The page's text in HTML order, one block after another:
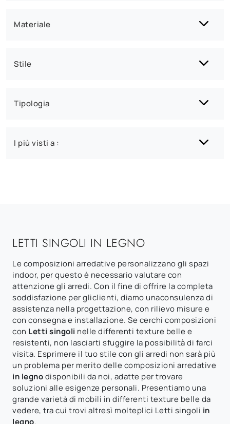
Materiale
Stile
Tipologia
I più visti a :
LETTI SINGOLI IN LEGNO
Le composizioni arredative personalizzano gli spazi
indoor, per questo è necessario valutare con
attenzione gli arredi. Con il fine di offrire la completa
soddisfazione per gliclienti, diamo unaconsulenza di
assistenza nella progettazione, con rilievo misure e
con consegna e installazione. Se cerchi composizioni
con Letti singoli nelle differenti texture belle e
resistenti, non lasciarti sfuggire la possibilità di farci
visita. Esprimere il tuo stile con gli arredi non sarà più
un problema per merito delle composizioni arredative
in legnodisponibili da noi, adatte per trovare
soluzioni alle esigenze personali. Presentiamo una
grande varietà di mobili in differenti texture belle da
vedere, tra cui trovi altresì molteplici Letti singoli in
legno.